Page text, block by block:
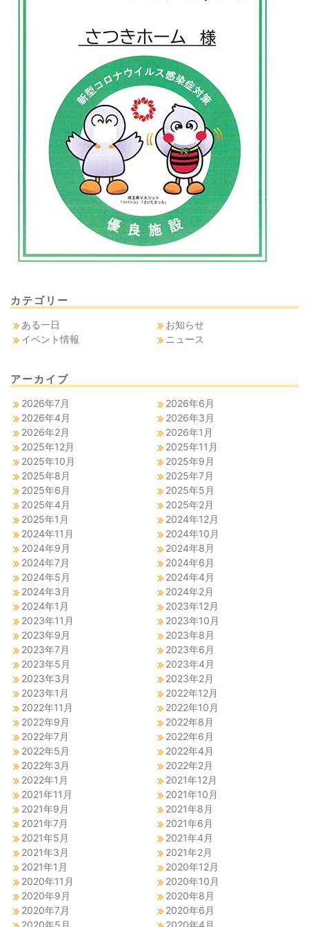
カテゴリー
ある一日
お知らせ
イベント情報
ニュース
アーカイブ
2026年7月
2026年6月
2026年4月
2026年3月
2026年2月
2026年1月
2025年12月
2025年11月
2025年10月
2025年9月
2025年8月
2025年7月
2025年6月
2025年5月
2025年4月
2025年2月
2025年1月
2024年12月
2024年11月
2024年10月
2024年9月
2024年8月
2024年7月
2024年6月
2024年5月
2024年4月
2024年3月
2024年2月
2024年1月
2023年12月
2023年11月
2023年10月
2023年9月
2023年8月
2023年7月
2023年6月
2023年5月
2023年4月
2023年3月
2023年2月
2023年1月
2022年12月
2022年11月
2022年10月
2022年9月
2022年8月
2022年7月
2022年6月
2022年5月
2022年4月
2022年3月
2022年2月
2022年1月
2021年12月
2021年11月
2021年10月
2021年9月
2021年8月
2021年7月
2021年6月
2021年5月
2021年4月
2021年3月
2021年2月
2021年1月
2020年12月
2020年11月
2020年10月
2020年9月
2020年8月
2020年7月
2020年6月
2020年5月
2020年4月